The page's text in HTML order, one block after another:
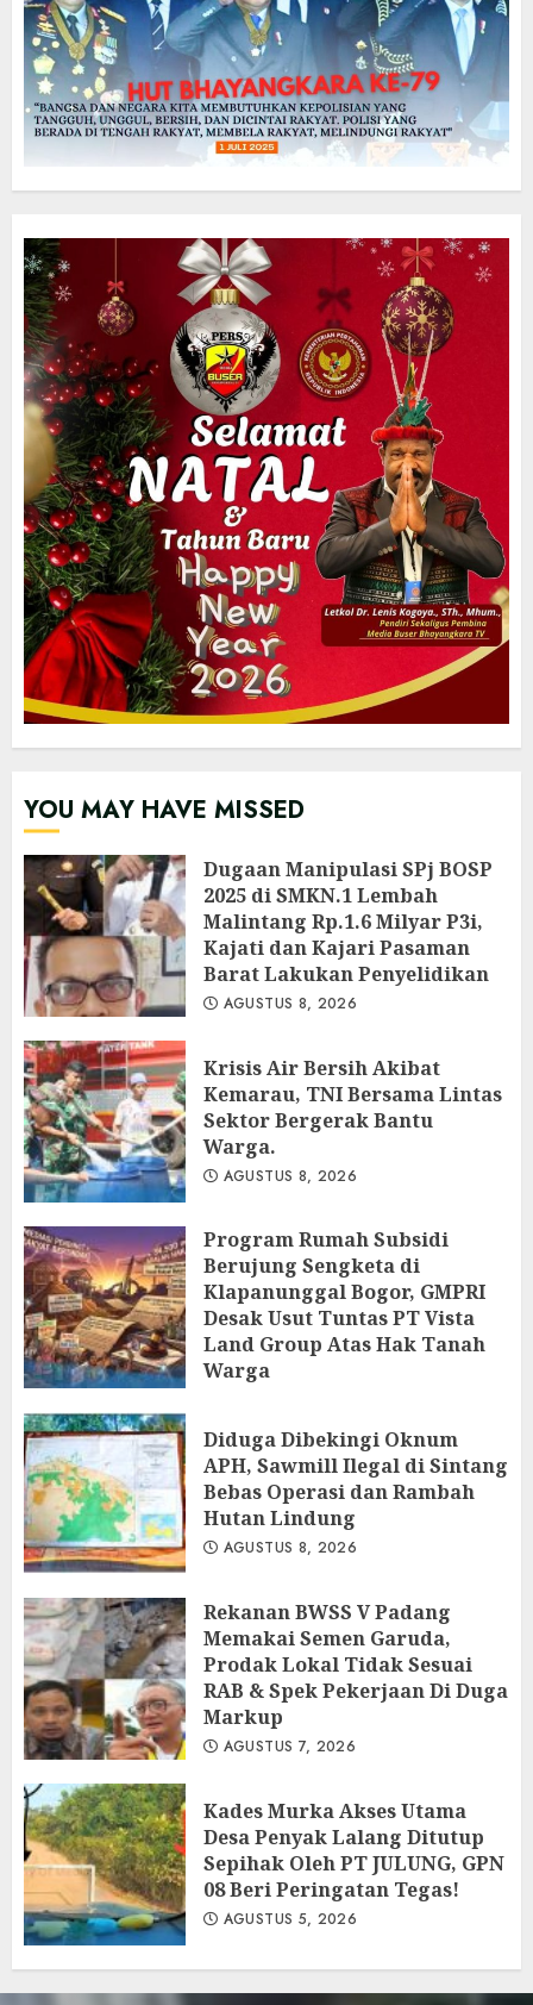
YOU MAY HAVE MISSED
Dugaan Manipulasi SPj BOSP
2025 di SMKN.1 Lembah
Malintang Rp.1.6 Milyar P3i,
Kajati dan Kajari Pasaman
Barat Lakukan Penyelidikan
AGUSTUS 8, 2026
Krisis Air Bersih Akibat
Kemarau, TNI Bersama Lintas
Sektor Bergerak Bantu
Warga.
AGUSTUS 8, 2026
Program Rumah Subsidi
Berujung Sengketa di
Klapanunggal Bogor, GMPRI
Desak Usut Tuntas PT Vista
Land Group Atas Hak Tanah
Warga
Diduga Dibekingi Oknum
APH, Sawmill Ilegal di Sintang
Bebas Operasi dan Rambah
Hutan Lindung
AGUSTUS 8, 2026
Rekanan BWSS V Padang
Memakai Semen Garuda,
Prodak Lokal Tidak Sesuai
RAB & Spek Pekerjaan Di Duga
Markup
AGUSTUS 7, 2026
Kades Murka Akses Utama
Desa Penyak Lalang Ditutup
Sepihak Oleh PT JULUNG, GPN
08 Beri Peringatan Tegas!
AGUSTUS 5, 2026